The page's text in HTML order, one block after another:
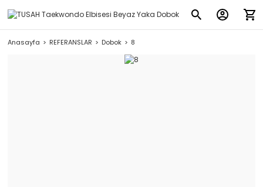
Anasayfa REFERANSLAR Dobok 8